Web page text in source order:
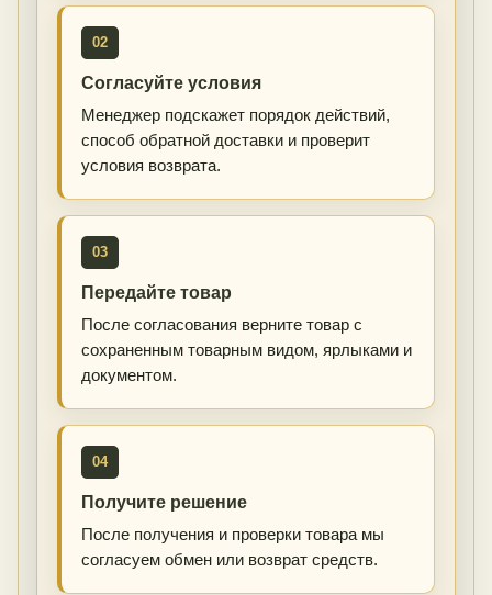
02
Согласуйте условия
Менеджер подскажет порядок действий,
способ обратной доставки и проверит
условия возврата.
03
Передайте товар
После согласования верните товар с
сохраненным товарным видом, ярлыками и
документом.
04
Получите решение
После получения и проверки товара мы
согласуем обмен или возврат средств.